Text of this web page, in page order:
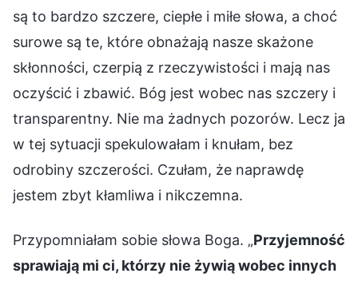
są to bardzo szczere, ciepłe i miłe słowa, a choć
surowe są te, które obnażają nasze skażone
skłonności, czerpią z rzeczywistości i mają nas
oczyścić i zbawić. Bóg jest wobec nas szczery i
transparentny. Nie ma żadnych pozorów. Lecz ja
w tej sytuacji spekulowałam i knułam, bez
odrobiny szczerości. Czułam, że naprawdę
jestem zbyt kłamliwa i nikczemna.
Przypomniałam sobie słowa Boga. „Przyjemność
sprawiają mi ci, którzy nie żywią wobec innych